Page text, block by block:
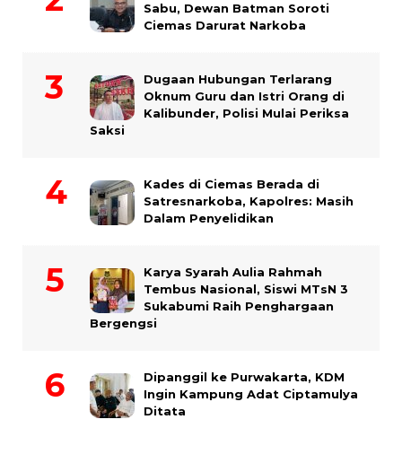
Sabu, Dewan Batman Soroti
Ciemas Darurat Narkoba
Dugaan Hubungan Terlarang
Oknum Guru dan Istri Orang di
Kalibunder, Polisi Mulai Periksa
Saksi
Kades di Ciemas Berada di
Satresnarkoba, Kapolres: Masih
Dalam Penyelidikan
Karya Syarah Aulia Rahmah
Tembus Nasional, Siswi MTsN 3
Sukabumi Raih Penghargaan
Bergengsi
Dipanggil ke Purwakarta, KDM
Ingin Kampung Adat Ciptamulya
Ditata